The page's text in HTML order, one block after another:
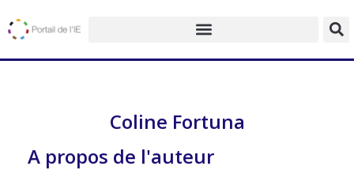
Coline Fortuna
A propos de l'auteur